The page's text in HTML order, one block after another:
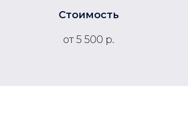
Стоимость
от 5 500 р.